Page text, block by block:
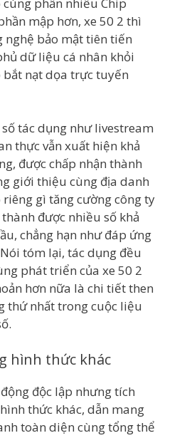
mập hơn, xe 50 2 thì
nghệ bảo mật tiên tiến
dữ liệu cá nhân khỏi
nạt dọa trực tuyến
tác dụng như livestream
thực vẫn xuất hiện khả
được chấp nhận thành
giới thiệu cùng địa danh
gì tăng cường công ty
được nhiều số khả
chẳng hạn như đáp ứng
tóm lại, tác dụng đều
phát triển của xe 50 2
hơn nữa là chi tiết then
thứ nhất trong cuộc liệu
hình thức khác
độc lập nhưng tích
thức khác, dẫn mang
toàn diện cùng tổng thể